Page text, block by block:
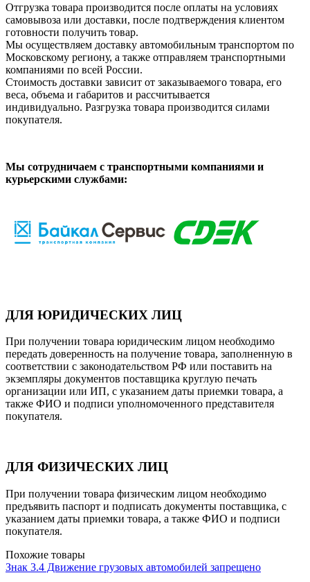
Отгрузка товара производится после оплаты на условиях
самовывоза или доставки, после подтверждения клиентом
готовности получить товар.
Мы осуществляем доставку автомобильным транспортом по
Московскому региону, а также отправляем транспортными
компаниями по всей России.
Стоимость доставки зависит от заказываемого товара, его
веса, объема и габаритов и рассчитывается
индивидуально. Разгрузка товара производится силами
покупателя.
Мы сотрудничаем с транспортными компаниями и
курьерскими службами:
ДЛЯ ЮРИДИЧЕСКИХ ЛИЦ
При получении товара юридическим лицом необходимо
передать доверенность на получение товара, заполненную в
соответствии с законодательством РФ или поставить на
экземпляры документов поставщика круглую печать
организации или ИП, с указанием даты приемки товара, а
также ФИО и подписи уполномоченного представителя
покупателя.
ДЛЯ ФИЗИЧЕСКИХ ЛИЦ
При получении товара физическим лицом необходимо
предъявить паспорт и подписать документы поставщика, с
указанием даты приемки товара, а также ФИО и подписи
покупателя.
Похожие товары
Знак 3.4 Движение грузовых автомобилей запрещено